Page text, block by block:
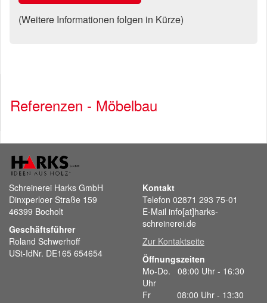
(Weitere Informationen folgen in Kürze)
Referenzen - Möbelbau
Schreinerei Harks GmbH
Dinxperloer Straße 159
46399 Bocholt
Geschäftsführer
Roland Schwerhoff
USt-IdNr. DE165 654654
Kontakt
Telefon 02871 293 75-01
E-Mail info[at]harks-
schreinerei.de
Zur Kontaktseite
Öffnungszeiten
Mo-Do. 08:00 Uhr - 16:30
Uhr
Fr 08:00 Uhr - 13:30